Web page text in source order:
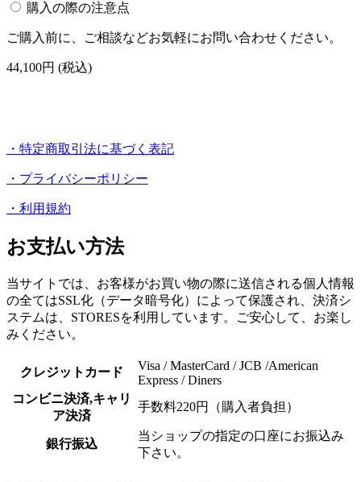
購入の際の注意点
ご購入前に、ご相談などお気軽にお問い合わせください。
44,100円 (税込)
・特定商取引法に基づく表記
・プライバシーポリシー
・利用規約
お支払い方法
当サイトでは、お客様がお買い物の際に送信される個人情報
の全てはSSL化（データ暗号化）によって保護され、決済シ
ステムは、STORESを利用しています。ご安心して、お楽し
みください。
クレジットカード
Visa / MasterCard / JCB /American
Express / Diners
コンビニ決済,キャリ
ア決済
手数料220円（購入者負担）
銀行振込
当ショップの指定の口座にお振込み
下さい。